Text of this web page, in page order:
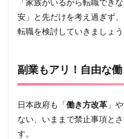
安」と先だけを考え過ぎず
転職を検討していきましょう
副業もアリ！自由な
日本政府も「働き方改革 」
ない、いままで禁止事項と
す。